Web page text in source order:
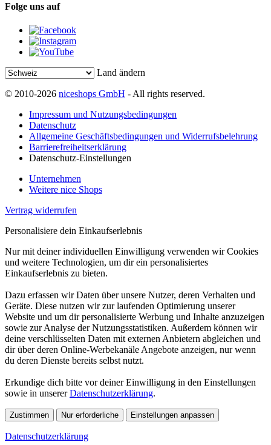
Folge uns auf
Land ändern
© 2010-2026 niceshops GmbH - All rights reserved.
Impressum und Nutzungsbedingungen
Datenschutz
Allgemeine Geschäftsbedingungen und Widerrufsbelehrung
Barrierefreiheitserklärung
Datenschutz-Einstellungen
Unternehmen
Weitere nice Shops
Vertrag widerrufen
Personalisiere dein Einkaufserlebnis
Nur mit deiner individuellen Einwilligung verwenden wir Cookies
und weitere Technologien, um dir ein personalisiertes
Einkaufserlebnis zu bieten.
Dazu erfassen wir Daten über unsere Nutzer, deren Verhalten und
Geräte. Diese nutzen wir zur laufenden Optimierung unserer
Website und um dir personalisierte Werbung und Inhalte anzuzeigen
sowie zur Analyse der Nutzungsstatistiken. Außerdem können wir
deine verschlüsselten Daten mit externen Anbietern abgleichen und
dir über deren Online-Werbekanäle Angebote anzeigen, nur wenn
du deren Dienste bereits selbst nutzt.
Erkundige dich bitte vor deiner Einwilligung in den Einstellungen
sowie in unsererDatenschutzerklärung.
Zustimmen Nur erforderliche Einstellungen anpassen
Datenschutzerklärung